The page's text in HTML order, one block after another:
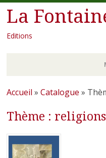
La
Editions
Aller
contenu
Accueil » Catalogue »
Thème : religions